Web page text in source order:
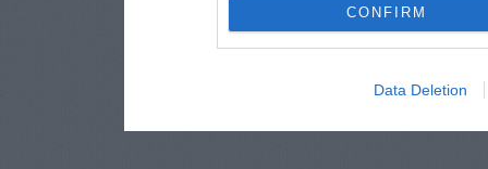
CONFIRM
Data Deletion